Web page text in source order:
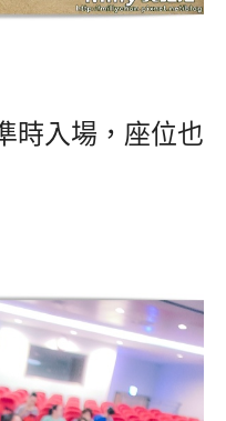
時入場，座位也